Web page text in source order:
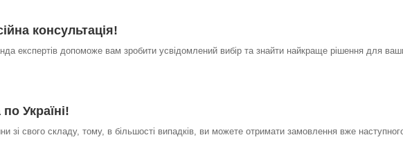
консультація!
експертів допоможе вам зробити усвідомлений вибір та знайти найкраще рішення для
Україні!
зі свого складу, тому, в більшості випадків, ви можете отримати замовлення вже